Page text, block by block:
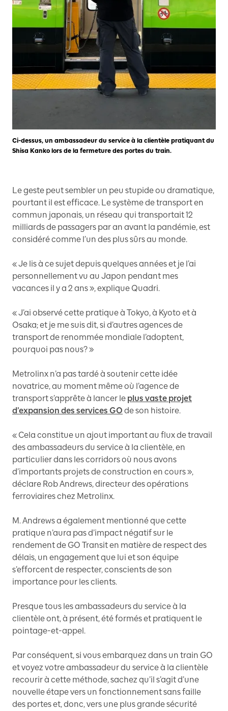
Ci-dessus, un ambassadeur du service à la clientèle pratiquant du
Shisa Kanko lors de la fermeture des portes du train.
Le geste peut sembler un peu stupide ou dramatique,
pourtant il est efficace. Le système de transport en
commun japonais, un réseau qui transportait 12
milliards de passagers par an avant la pandémie, est
considéré comme l’un des plus sûrs au monde.
« Je lis à ce sujet depuis quelques années et je l’ai
personnellement vu au Japon pendant mes
vacances il y a 2 ans », explique Quadri.
« J’ai observé cette pratique à Tokyo, à Kyoto et à
Osaka; et je me suis dit, si d’autres agences de
transport de renommée mondiale l’adoptent,
pourquoi pas nous? »
Metrolinx n’a pas tardé à soutenir cette idée
novatrice, au moment même où l’agence de
transport s’apprête à lancer le plus vaste projet
d’expansion des services GO de son histoire.
« Cela constitue un ajout important au flux de travail
des ambassadeurs du service à la clientèle, en
particulier dans les corridors où nous avons
d’importants projets de construction en cours »,
déclare Rob Andrews, directeur des opérations
ferroviaires chez Metrolinx.
M. Andrews a également mentionné que cette
pratique n’aura pas d’impact négatif sur le
rendement de GO Transit en matière de respect des
délais, un engagement que lui et son équipe
s’efforcent de respecter, conscients de son
importance pour les clients.
Presque tous les ambassadeurs du service à la
clientèle ont, à présent, été formés et pratiquent le
pointage-et-appel.
Par conséquent, si vous embarquez dans un train GO
et voyez votre ambassadeur du service à la clientèle
recourir à cette méthode, sachez qu’il s’agit d’une
nouvelle étape vers un fonctionnement sans faille
des portes et, donc, vers une plus grande sécurité